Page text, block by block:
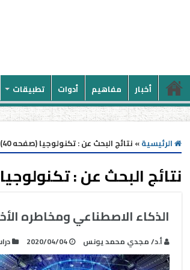
أخبار مفاهيم أدوات تطبيقات
الرئيسية» نتائج البحث عن : تكنولوجيا (صفحه 40)
نتائج البحث عن :تكنولوجيا
الذكاء الاصطناعي ومخاطره
أ.د/ مجدي محمد يونس 2020/04/04